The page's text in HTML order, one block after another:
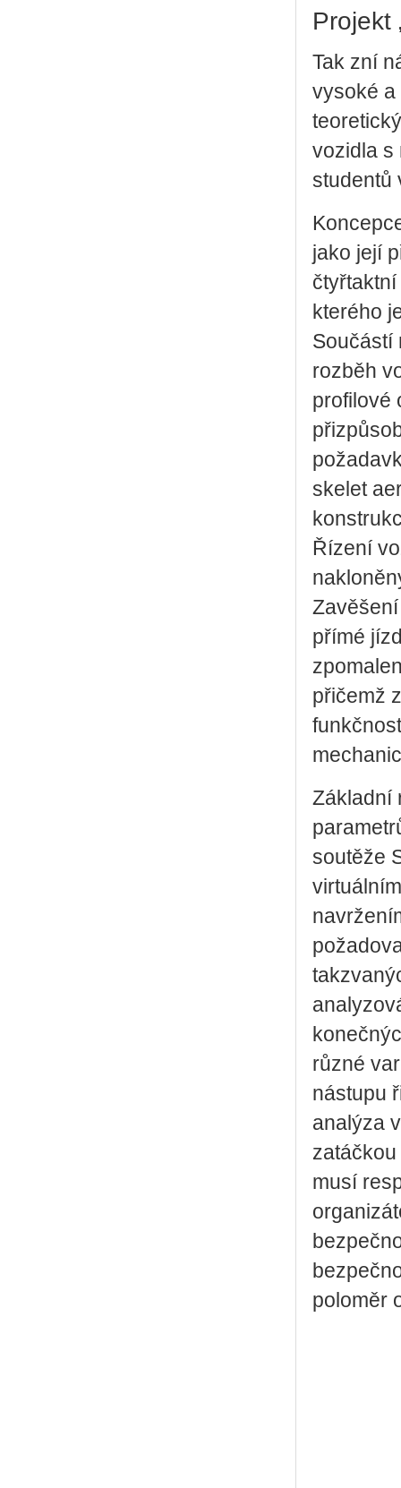
Projekt
Tak zní
vysoké a
vozidla s
studentů
jako její
kterého
Součástí
rozběh
profilové
skelet
Řízení
přímé
přičemž
Základní
soutěže
různé
nástupu
analýza
musí
poloměr